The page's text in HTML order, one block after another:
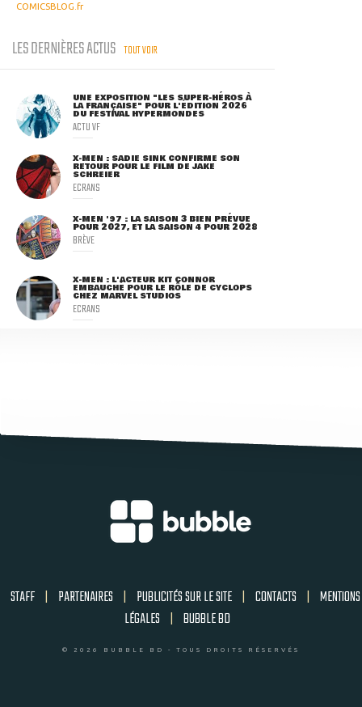
COMICSBLOG.fr
LES DERNIÈRES ACTUS TOUT VOIR
UNE EXPOSITION "LES SUPER-HÉROS À
LA FRANÇAISE" POUR L'ÉDITION 2026
DU FESTIVAL HYPERMONDES
ACTU VF
X-MEN : SADIE SINK CONFIRME SON
RETOUR POUR LE FILM DE JAKE
SCHREIER
ECRANS
X-MEN '97 : LA SAISON 3 BIEN PRÉVUE
POUR 2027, ET LA SAISON 4 POUR 2028
BRÈVE
X-MEN : L'ACTEUR KIT CONNOR
EMBAUCHÉ POUR LE RÔLE DE CYCLOPS
CHEZ MARVEL STUDIOS
ECRANS
STAFF | PARTENAIRES | PUBLICITÉS SUR LE SITE | CONTACTS | MENTIONS
LÉGALES | BUBBLE BD
© 2026 BUBBLE BD - TOUS DROITS RÉSERVÉS